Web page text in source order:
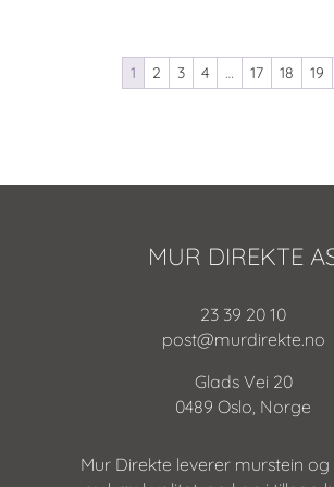
1 2 3 4 … 17 18 19
MUR DIREKTE
23 39 20 10
post@murdirekte.no
Glads Vei 20
0489 Oslo, Norge
Mur Direkte leverer murstein